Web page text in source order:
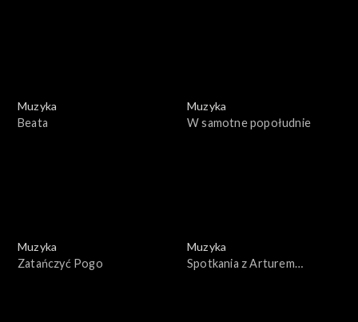
Muzyka
Beata
Muzyka
W samotne popołudnie
Muzyka
Zatańczyć Pogo
Muzyka
Spotkania z Arturem